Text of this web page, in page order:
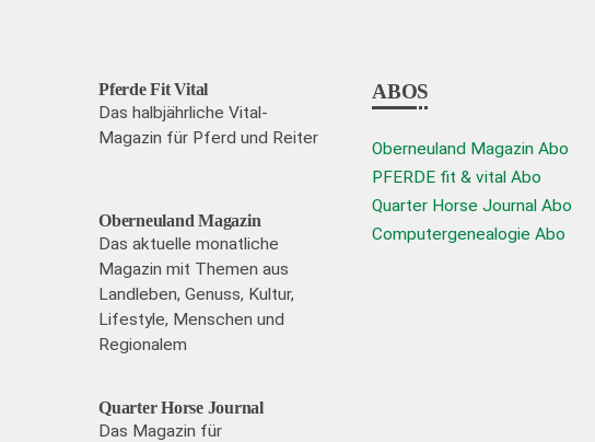
Produktseite
Produktseite
gewählt
werden
Pferde Fit Vital
Das halbjährliche Vital-
Magazin für Pferd und Reiter
Oberneuland Magazin
Das aktuelle monatliche
Magazin mit Themen aus
Landleben, Genuss, Kultur,
Lifestyle, Menschen und
Regionalem
Quarter Horse Journal
Das Magazin für
ABOS
Oberneuland Magazin Abo
PFERDE fit & vital Abo
Quarter Horse Journal Abo
Computergenealogie Abo